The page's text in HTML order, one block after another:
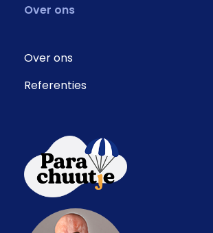
Over ons
Over ons
Referenties